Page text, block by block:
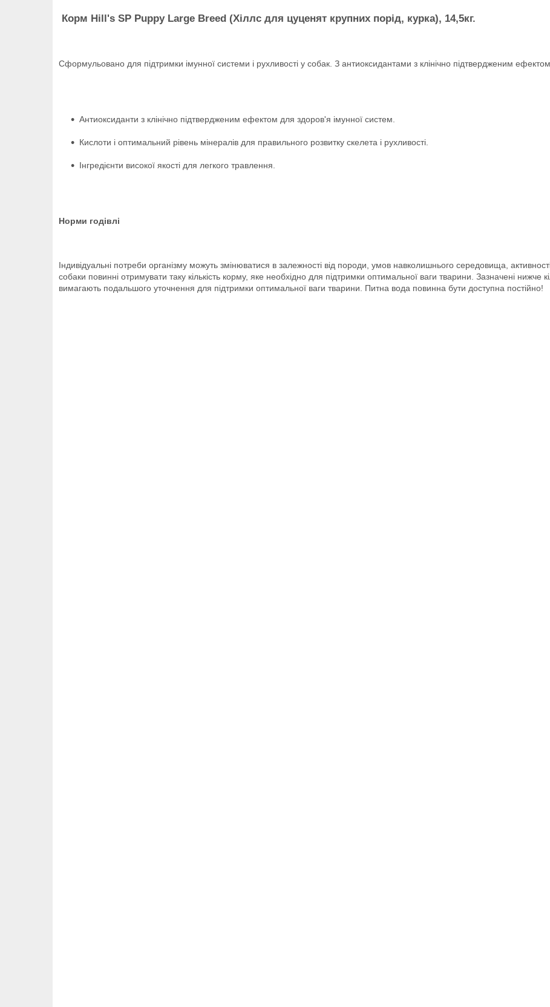
Корм Hill's SP Puppy Large Breed (Хіллс для цуценят крупних порід, курка), 14,5кг.
Сформульовано для підтримки імунної системи і рухливості у собак. З антиоксидантами з клінічно підтвердженим
Антиоксиданти з клінічно підтвердженим ефектом для здоров'я імунної систем.
Кислоти і оптимальний рівень мінералів для правильного розвитку скелета і рухливості.
Інгредієнти високої якості для легкого травлення.
Норми годівлі
Індивідуальні потреби організму можуть змінюватися в залежності від породи, умов навколишнього середовища,
собаки повинні отримувати таку кількість корму, яке необхідно для підтримки оптимальної ваги тварини. Зазначені нижче
вимагають подальшого уточнення для підтримки оптимальної ваги тварини. Питна вода повинна бути доступна постійно!